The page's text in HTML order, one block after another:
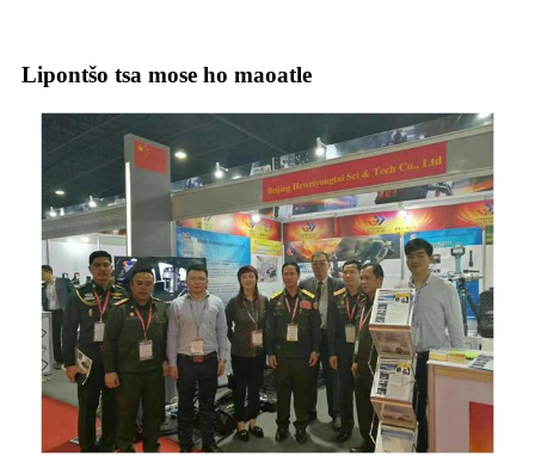
Lipontšo tsa mose ho maoatle